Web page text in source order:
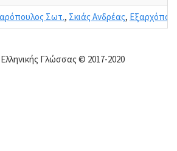
Σωτ., Σκιάς Ανδρέας,
Γλώσσας © 2017-2020